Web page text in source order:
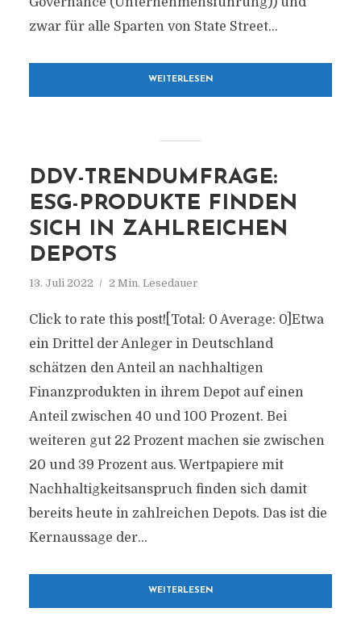
zwar für alle Sparten von State Street...
WEITERLESEN
DDV-TRENDUMFRAGE:
ESG-PRODUKTE FINDEN
SICH IN ZAHLREICHEN
DEPOTS
13. Juli 2022 2 Min. Lesedauer
Click to rate this post![Total: 0 Average: 0]Etwa
ein Drittel der Anleger in Deutschland
schätzen den Anteil an nachhaltigen
Finanzprodukten in ihrem Depot auf einen
Anteil zwischen 40 und 100 Prozent. Bei
weiteren gut 22 Prozent machen sie zwischen
20 und 39 Prozent aus. Wertpapiere mit
Nachhaltigkeitsanspruch finden sich damit
bereits heute in zahlreichen Depots. Das ist die
Kernaussage der...
WEITERLESEN